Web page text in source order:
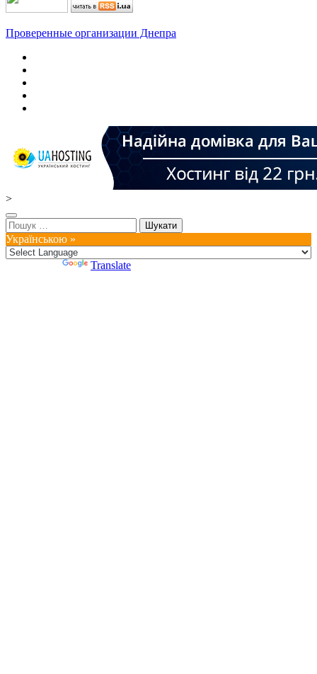
Проверенные организации Днепра
>
Пошук:
Українською »
Translate